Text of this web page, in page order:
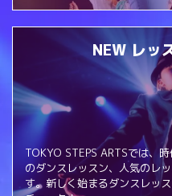
NEW レッ
TOKYO STEPS ARTSでは、
のダンスレッスン、人気のレ
す。新しく始まるダンスレッ